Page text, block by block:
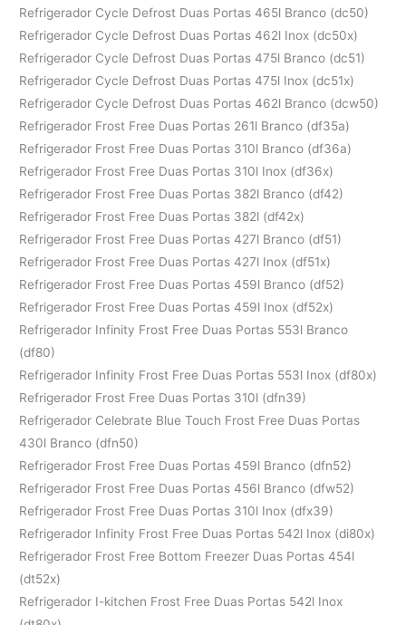
Refrigerador Cycle Defrost Duas Portas 465l Branco (dc50)
Refrigerador Cycle Defrost Duas Portas 462l Inox (dc50x)
Refrigerador Cycle Defrost Duas Portas 475l Branco (dc51)
Refrigerador Cycle Defrost Duas Portas 475l Inox (dc51x)
Refrigerador Cycle Defrost Duas Portas 462l Branco (dcw50)
Refrigerador Frost Free Duas Portas 261l Branco (df35a)
Refrigerador Frost Free Duas Portas 310l Branco (df36a)
Refrigerador Frost Free Duas Portas 310l Inox (df36x)
Refrigerador Frost Free Duas Portas 382l Branco (df42)
Refrigerador Frost Free Duas Portas 382l (df42x)
Refrigerador Frost Free Duas Portas 427l Branco (df51)
Refrigerador Frost Free Duas Portas 427l Inox (df51x)
Refrigerador Frost Free Duas Portas 459l Branco (df52)
Refrigerador Frost Free Duas Portas 459l Inox (df52x)
Refrigerador Infinity Frost Free Duas Portas 553l Branco
(df80)
Refrigerador Infinity Frost Free Duas Portas 553l Inox (df80x)
Refrigerador Frost Free Duas Portas 310l (dfn39)
Refrigerador Celebrate Blue Touch Frost Free Duas Portas
430l Branco (dfn50)
Refrigerador Frost Free Duas Portas 459l Branco (dfn52)
Refrigerador Frost Free Duas Portas 456l Branco (dfw52)
Refrigerador Frost Free Duas Portas 310l Inox (dfx39)
Refrigerador Infinity Frost Free Duas Portas 542l Inox (di80x)
Refrigerador Frost Free Bottom Freezer Duas Portas 454l
(dt52x)
Refrigerador I-kitchen Frost Free Duas Portas 542l Inox